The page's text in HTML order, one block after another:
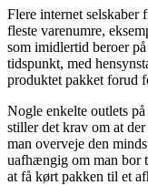
Flere internet selskaber
fleste varenumre,
som imidlertid beroer
tidspunkt, med
produktet pakket forud
Nogle enkelte outlets
stiller det krav om at
man overveje den
uafhængig om man bor
at få kørt pakken til et